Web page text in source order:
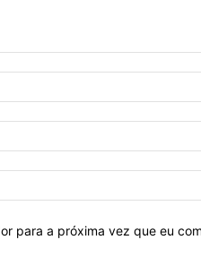
para a próxima vez que eu